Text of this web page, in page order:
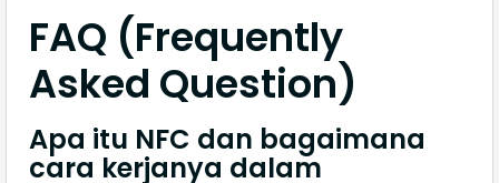
FAQ (Frequently
Asked Question)
Apa itu NFC dan bagaimana
cara kerjanya dalam